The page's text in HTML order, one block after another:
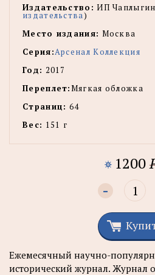
Издательство: ИП
издательства)
Место издания: Москва
Серия:Арсенал Коллекция
Год: 2017
Переплет:Мягкая обложка
Страниц: 64
Вес: 151 г
1200
-
Ежемесячный научно-
исторический журнал. Журнал